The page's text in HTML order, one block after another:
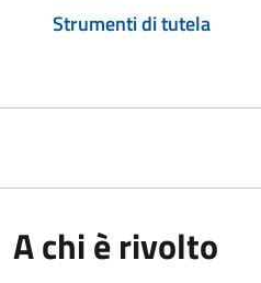
Strumenti di tutela
A chi è rivolto